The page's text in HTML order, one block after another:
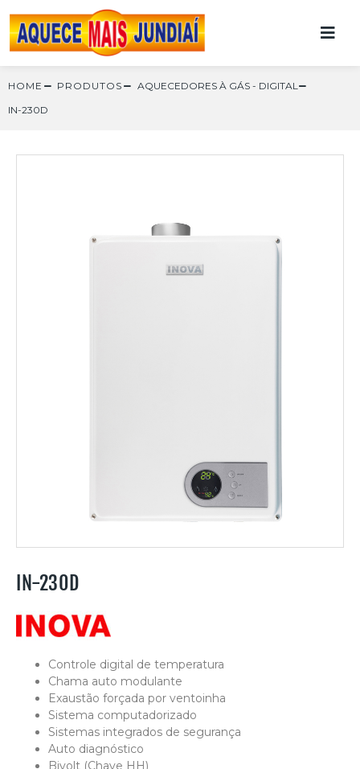
HOME PRODUTOS AQUECEDORES À GÁS- DIGITAL
IN-230D
IN-230D
Controle digital de temperatura
Chama auto modulante
Exaustão forçada por ventoinha
Sistema computadorizado
Sistemas integrados de segurança
Auto diagnóstico
Bivolt (Chave HH)